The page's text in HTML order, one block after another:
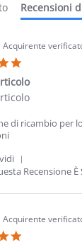
Recensioni
Acquirente
Daniela C. on
Ottimo
di ricambio per
Recensione È
Acquirente